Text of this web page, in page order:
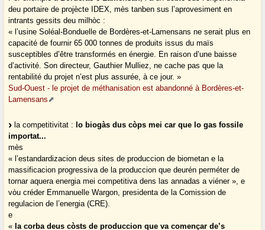
deu portaire de projècte IDEX, mès tanben sus l’aprovesiment en
intrants gessits deu milhòc :
« l’usine Soléal-Bonduelle de Bordères-et-Lamensans ne serait plus en
capacité de fournir 65 000 tonnes de produits issus du maïs
susceptibles d’être transformés en énergie. En raison d’une baisse
d’activité. Son directeur, Gauthier Mulliez, ne cache pas que la
rentabilité du projet n’est plus assurée, à ce jour. »
Sud-Ouest - le projet de méthanisation est abandonné à Bordères-et-
Lamensans
la competitivitat : lo biogàs dus còps mei car que lo gas fossile
importat...
mès
« l’estandardizacion deus sites de produccion de biometan e la
massificacion progressiva de la produccion que deurén perméter de
tornar aquera energia mei competitiva dens las annadas a viéner », e
vòu créder Emmanuelle Wargon, presidenta de la Comission de
regulacion de l’energia (CRE).
e
« la corba deus còsts de produccion que va començar de’s